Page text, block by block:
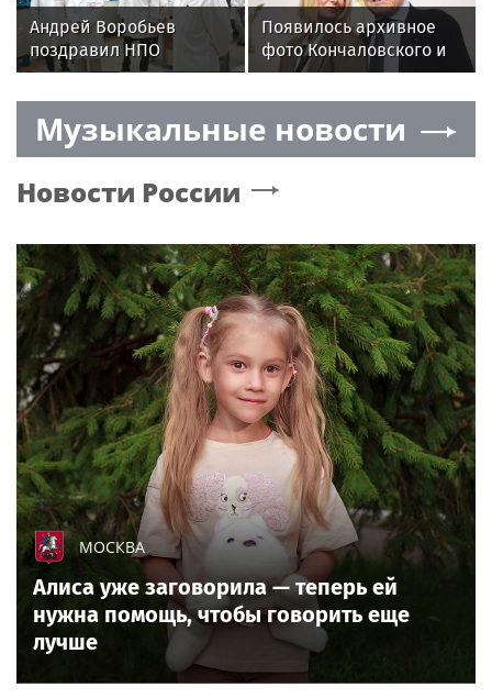
Андрей Воробьев
поздравил НПО
«Энергомаш» с 80-
награды
Появилось архивное
фото Кончаловского и
Высоцкой на отдыхе у
Музыкальные новости
Новости России
МОСКВА
Алиса уже заговорила — теперь ей
нужна помощь, чтобы говорить еще
лучше